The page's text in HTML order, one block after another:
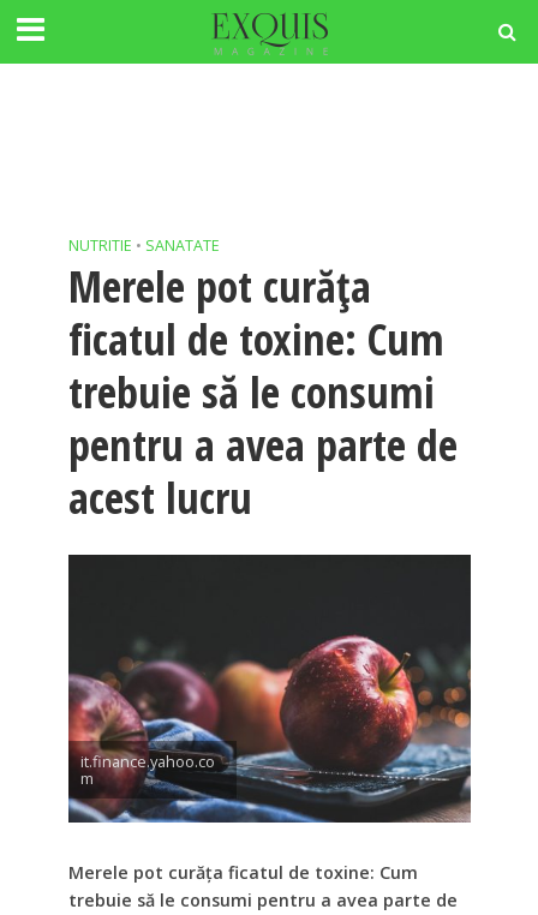
NUTRITIE • SANATATE
Merele pot curăța
ficatul de toxine: Cum
trebuie să le consumi
pentru a avea parte de
acest lucru
it.finance.yahoo.co
m
Merele pot curăța ficatul de toxine: Cum
trebuie să le consumi pentru a avea parte de